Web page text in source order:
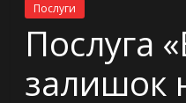
Украине
Послуги
Послуга
залишок